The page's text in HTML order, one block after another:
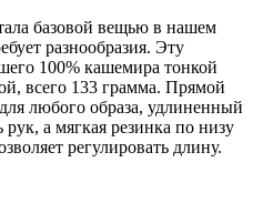
базовой вещью в нашем
разнообразия. Эту
100% кашемира тонкой
всего 133 грамма. Прямой
любого образа, удлиненный
а мягкая резинка по низу
регулировать длину.